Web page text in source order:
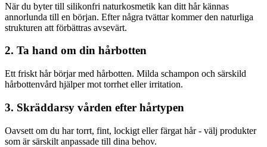
När du byter till silikonfri naturkosmetik kan ditt hår kännas
annorlunda till en början. Efter några tvättar kommer den naturliga
strukturen att förbättras avsevärt.
2. Ta hand om din hårbotten
Ett friskt hår börjar med hårbotten. Milda schampon och särskild
hårbottenvård hjälper mot torrhet eller irritation.
3. Skräddarsy vården efter hårtypen
Oavsett om du har torrt, fint, lockigt eller färgat hår - välj produkter
som är särskilt anpassade till dina behov.